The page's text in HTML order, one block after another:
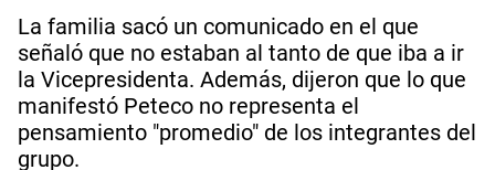
La familia sacó un comunicado en el que
señaló que no estaban al tanto de que iba a ir
la Vicepresidenta. Además, dijeron que lo que
manifestó Peteco no representa el
pensamiento "promedio" de los integrantes del
grupo.